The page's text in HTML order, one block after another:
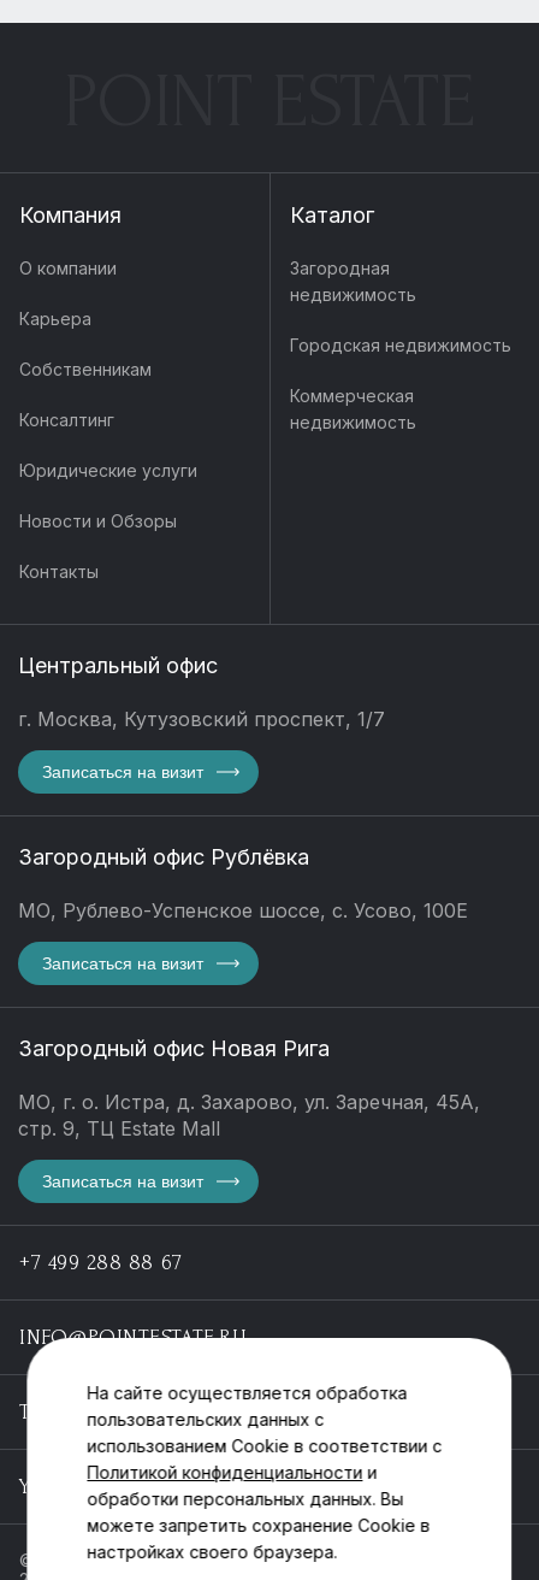
Компания
О компании
Карьера
Собственникам
Консалтинг
Юридические услуги
Новости и Обзоры
Контакты
Каталог
Загородная
недвижимость
Городская недвижимость
Коммерческая
недвижимость
Центральный офис
г. Москва, Кутузовский проспект, 1/7
Записаться на визит
Загородный офис Рублёвка
МО, Рублево-Успенское шоссе, с. Усово, 100Е
Записаться на визит
Загородный офис Новая Рига
МО, г. о. Истра, д. Захарово, ул. Заречная, 45А,
стр. 9, ТЦ Estate Mall
Записаться на визит
+7 499 288 88 67
INFO@POINTESTATE.RU
TELEGRAM
YOUTUBE
© ООО «Пойнт эстейт», ИНН 55546464612,
На сайте осуществляется обработка
пользовательских данных с
использованием Cookie в соответствии с
Политикой конфиденциальности и
обработки персональных данных. Вы
можете запретить сохранение Cookie в
настройках своего браузера.